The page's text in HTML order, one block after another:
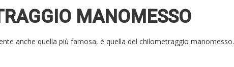
MANOMESSO
anche quella più famosa, è quella del chilometraggio manomesso.